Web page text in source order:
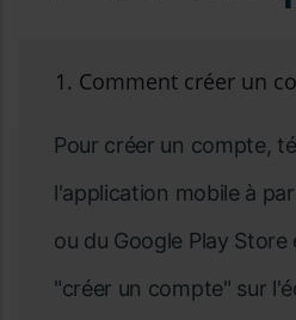
1. Comment créer un
Pour créer un compte,
l'application mobile à
ou du Google Play
"créer un compte" sur